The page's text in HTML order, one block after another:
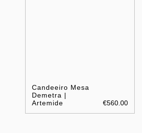
Candeeiro Mesa
Demetra |
Artemide
€560.00